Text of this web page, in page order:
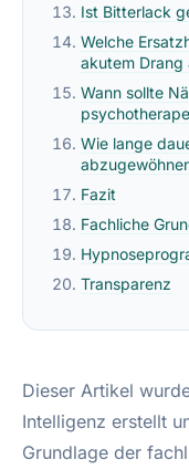
Ist Bitterlack
Welche
akutem Drang
Wann sollte
Wie lange
Fazit
Fachliche
Transparenz
Dieser Artikel
Intelligenz erstellt
Grundlage der